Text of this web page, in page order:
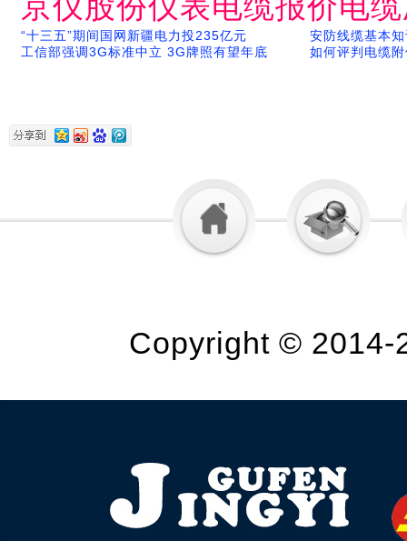
“十三五”期间国网新疆电力投235亿元
安防线缆基本
工信部强调3G标准中立 3G牌照有望年底
如何评判电缆
Copyright ©